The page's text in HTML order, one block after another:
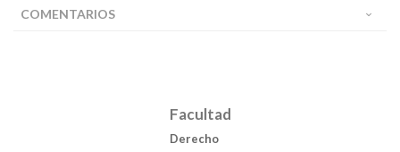
COMENTARIOS
Facultad
Derecho